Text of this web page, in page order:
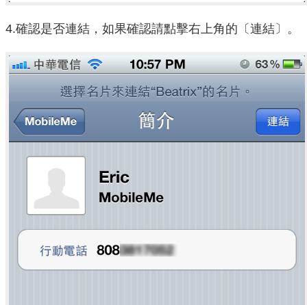
4.確認是否連結，如果確認請點擊右上角的〔連結〕。